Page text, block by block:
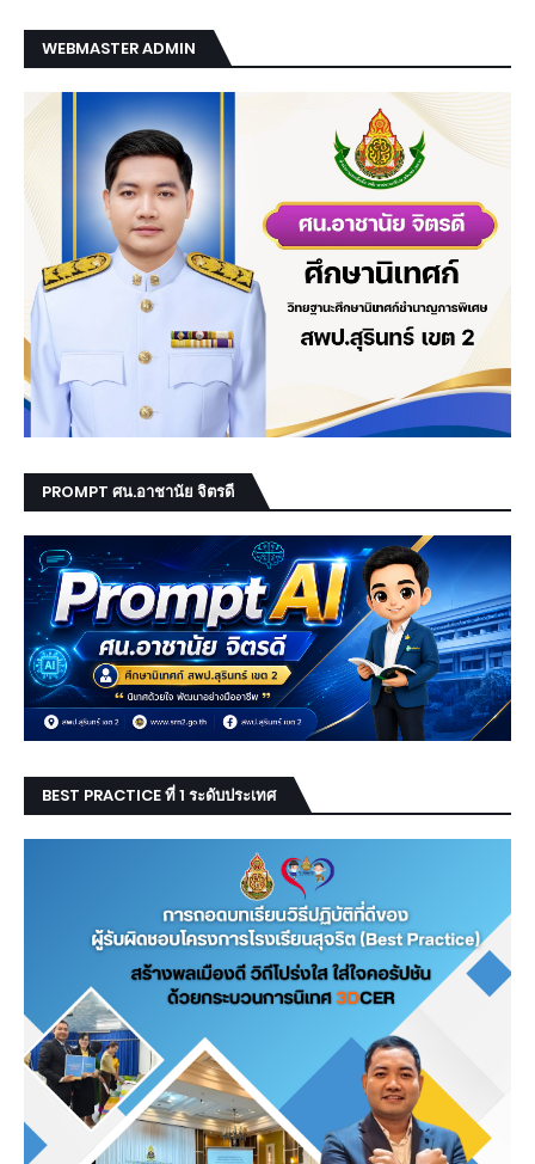
WEBMASTER ADMIN
PROMPT ศน.อาชานัย จิตรดี
BEST PRACTICE ที่ 1 ระดับประเทศ